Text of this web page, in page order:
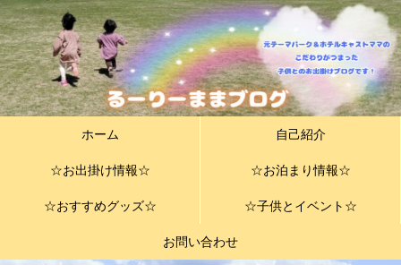
ホーム 自己紹介
☆お出掛け情報☆ ☆お泊まり情報☆
☆おすすめグッズ☆ ☆子供とイベント☆
お問い合わせ